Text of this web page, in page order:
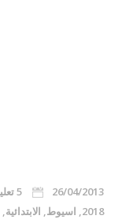
26/04/2013 5 تعليق
2018
, اسيوط, الابتدائية,